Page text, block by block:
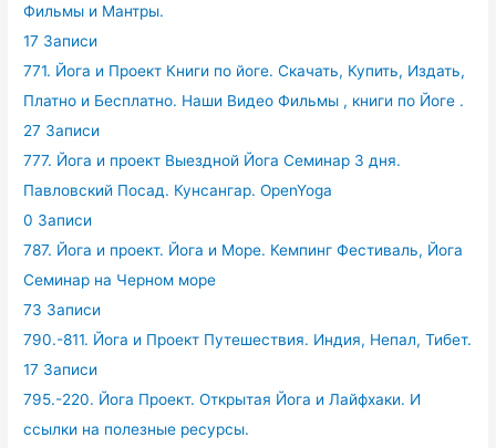
Фильмы и Мантры.
17 Записи
771. Йога и Проект Книги по йоге. Скачать, Купить, Издать,
Платно и Бесплатно. Наши Видео Фильмы , книги по Йоге .
27 Записи
777. Йога и проект Выездной Йога Семинар 3 дня.
Павловский Посад. Кунсангар. OpenYoga
0 Записи
787. Йога и проект. Йога и Море. Кемпинг Фестиваль, Йога
Семинар на Черном море
73 Записи
790.-811. Йога и Проект Путешествия. Индия, Непал, Тибет.
17 Записи
795.-220. Йога Проект. Открытая Йога и Лайфхаки. И
ссылки на полезные ресурсы.